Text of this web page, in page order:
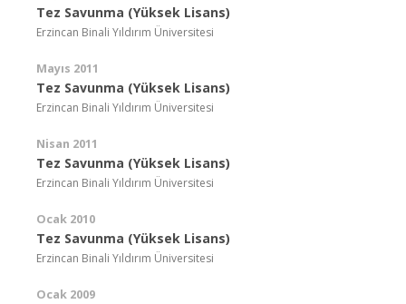
Tez Savunma (Yüksek Lisans)
Erzincan Binali Yıldırım Üniversitesi
Mayıs 2011
Tez Savunma (Yüksek Lisans)
Erzincan Binali Yıldırım Üniversitesi
Nisan 2011
Tez Savunma (Yüksek Lisans)
Erzincan Binali Yıldırım Üniversitesi
Ocak 2010
Tez Savunma (Yüksek Lisans)
Erzincan Binali Yıldırım Üniversitesi
Ocak 2009